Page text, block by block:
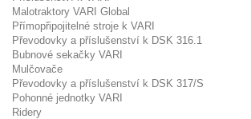
Malotraktory VARI Global
Přímopřipojitelné stroje k VARI
Převodovky a příslušenství k DSK 316.1
Bubnové sekačky VARI
Mulčovače
Převodovky a příslušenství k DSK 317/S
Pohonné jednotky VARI
Ridery